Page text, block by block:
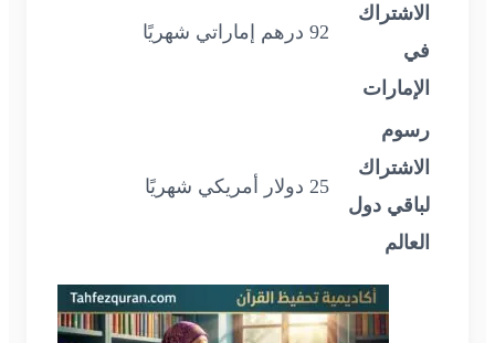
الاشتراك
في
الإمارات
92 درهم إماراتي شهريًا
رسوم
الاشتراك
لباقي دول
العالم
25 دولار أمريكي شهريًا